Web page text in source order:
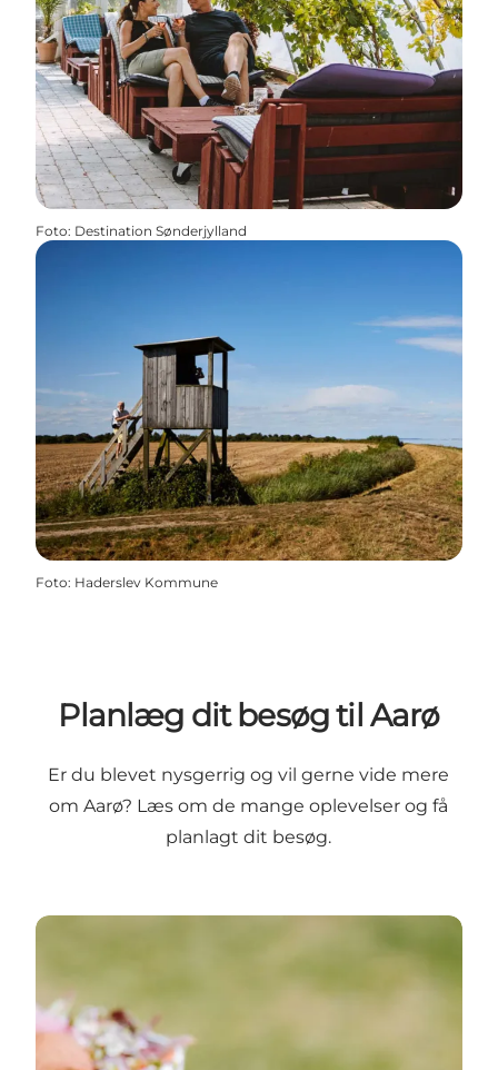
Foto: Destination Sønderjylland
Foto: Haderslev Kommune
Planlæg dit besøg til Aarø
Er du blevet nysgerrig og vil gerne vide mere
om Aarø? Læs om de mange oplevelser og få
planlagt dit besøg.
Besøg Aarø